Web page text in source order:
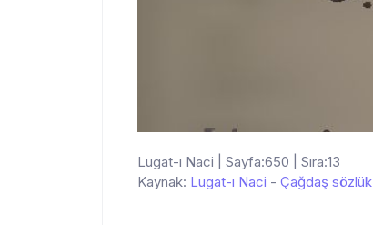
Lugat-ı Naci | Sayfa:650 | Sıra:13
Kaynak: Lugat-ı Naci - Çağdaş sözlük